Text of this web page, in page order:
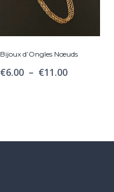
Bijoux d’Ongles Nœuds
€6.00 – €11.00Plage